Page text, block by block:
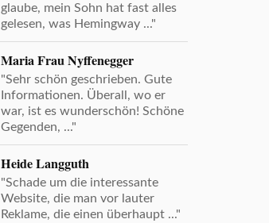
glaube, mein Sohn hat fast alles
gelesen, was Hemingway ..."
Maria Frau Nyffenegger
"Sehr schön geschrieben. Gute
Informationen. Überall, wo er
war, ist es wunderschön! Schöne
Gegenden, ..."
Heide Langguth
"Schade um die interessante
Website, die man vor lauter
Reklame, die einen überhaupt ..."